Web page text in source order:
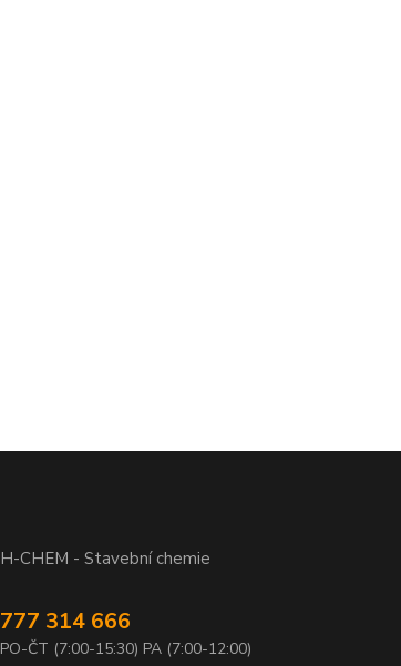
H-CHEM - Stavební chemie
777 314 666
PO-ČT (7:00-15:30) PA (7:00-12:00)